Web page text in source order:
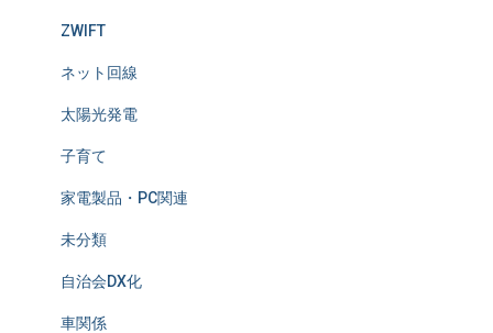
ZWIFT
ネット回線
太陽光発電
子育て
家電製品・PC関連
未分類
自治会DX化
車関係